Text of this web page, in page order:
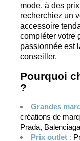
mode, à des
recherchiez un
accessoire
compléter votre
passionnée est
conseiller.
Pourquoi
?
Grandes
créations de
Prada,
Prix outlet :